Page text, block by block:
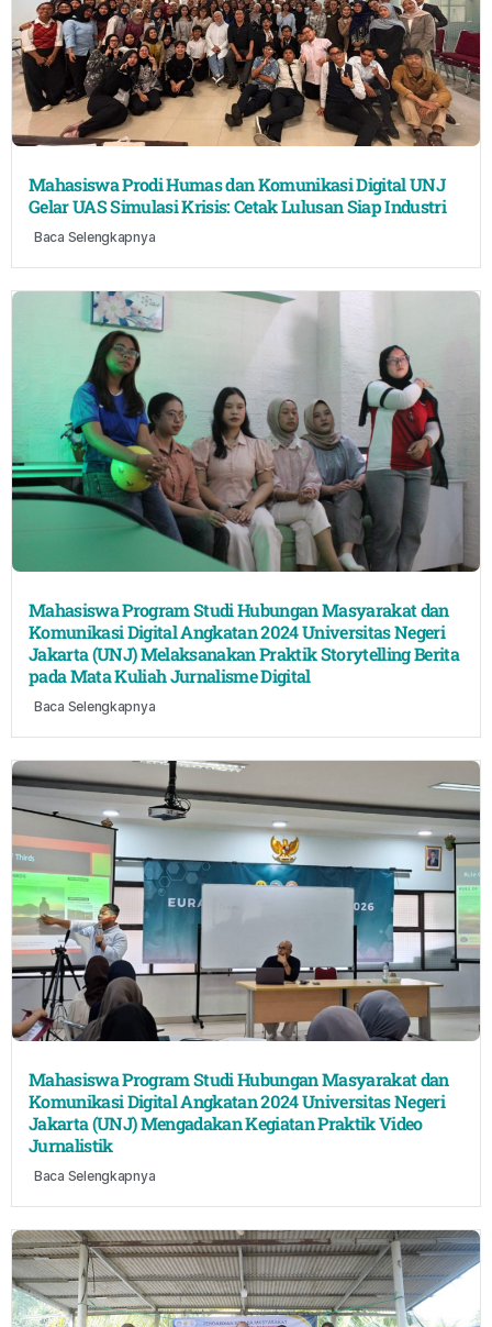
Mahasiswa Prodi Humas dan Komunikasi Digital UNJ
Gelar UAS Simulasi Krisis: Cetak Lulusan Siap Industri
Baca Selengkapnya
Mahasiswa Program Studi Hubungan Masyarakat dan
Komunikasi Digital Angkatan 2024 Universitas Negeri
Jakarta (UNJ) Melaksanakan Praktik Storytelling Berita
pada Mata Kuliah Jurnalisme Digital
Baca Selengkapnya
Mahasiswa Program Studi Hubungan Masyarakat dan
Komunikasi Digital Angkatan 2024 Universitas Negeri
Jakarta (UNJ) Mengadakan Kegiatan Praktik Video
Jurnalistik
Baca Selengkapnya